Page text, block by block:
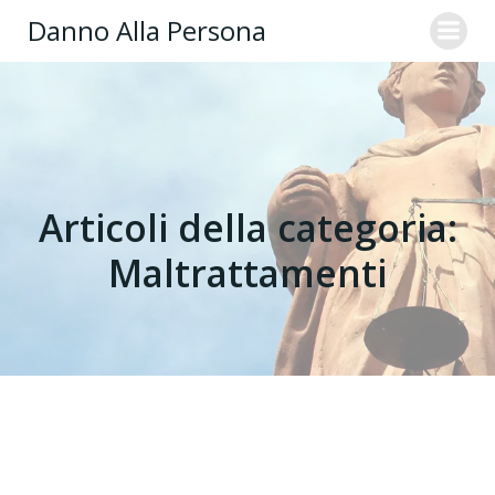
Danno Alla Persona
Articoli della categoria:
Maltrattamenti